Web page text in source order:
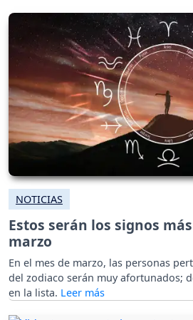
NOTICIAS
Estos serán los signos
marzo
En el mes de marzo, las personas
del zodiaco serán muy afortunados;
en la lista.